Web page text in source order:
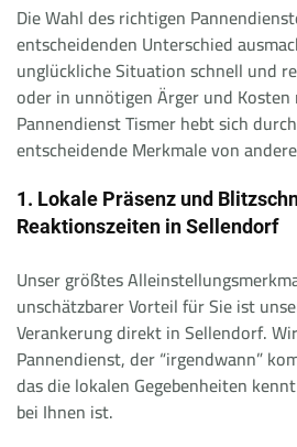
Die Wahl des richtigen
entscheidenden Unterschied
unglückliche Situation schnell und
oder in unnötigen Ärger und
Pannendienst Tismer hebt sich
entscheidende Merkmale von
1. Lokale Präsenz und
Reaktionszeiten in Sellendorf
Unser größtes
unschätzbarer Vorteil für Sie ist
Verankerung direkt in Sellendorf.
Pannendienst, der “irgendwann”
das die lokalen Gegebenheiten
bei Ihnen ist.